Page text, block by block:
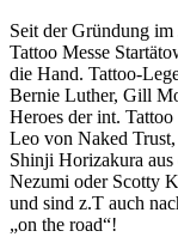
Seit der Gründung
Tattoo Messe
die Hand. Tattoo-
Bernie Luther, Gill
Heroes der int.
Leo von Naked
Shinji Horizakura
Nezumi oder Scotty
und sind z.T auch
„on the road“!